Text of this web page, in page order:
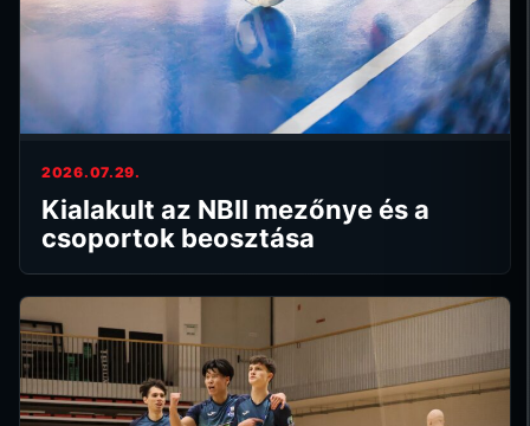
2026.07.29.
Kialakult az NBII mezőnye és a
csoportok beosztása